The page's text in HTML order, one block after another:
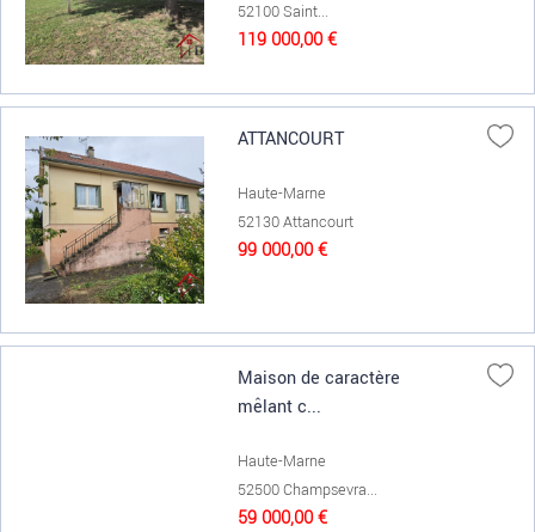
52100 Saint...
119 000,00 €
ATTANCOURT
Haute-Marne
52130 Attancourt
99 000,00 €
Maison de caractère
mêlant c...
Haute-Marne
52500 Champsevra...
59 000,00 €